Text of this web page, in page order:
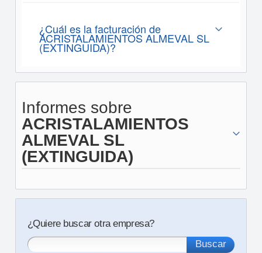
¿Cuál es la facturación de
ACRISTALAMIENTOS ALMEVAL SL
(EXTINGUIDA)?
Informes sobre
ACRISTALAMIENTOS
ALMEVAL SL
(EXTINGUIDA)
¿Quiere buscar otra empresa?